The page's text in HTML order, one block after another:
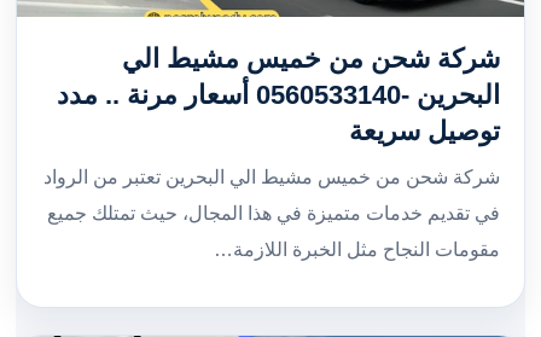
شركة شحن من خميس مشيط الي
البحرين -0560533140 أسعار مرنة .. مدد
توصيل سريعة
شركة شحن من خميس مشيط الي البحرين تعتبر من الرواد
في تقديم خدمات متميزة في هذا المجال، حيث تمتلك جميع
مقومات النجاح مثل الخبرة اللازمة…